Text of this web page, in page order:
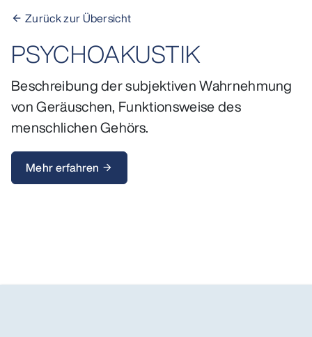
arrow_back Zurück zur Übersicht
PSYCHOAKUSTIK
Beschreibung der subjektiven Wahrnehmung
von Geräuschen, Funktionsweise des
menschlichen Gehörs.
Mehr erfahren arrow_forward